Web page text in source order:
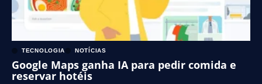
TECNOLOGIA NOTÍCIAS
Google Maps ganha IA para pedir comida e
reservar hotéis